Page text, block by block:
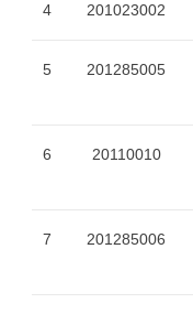
4 201023002
5 201285005
6 20110010
7 201285006